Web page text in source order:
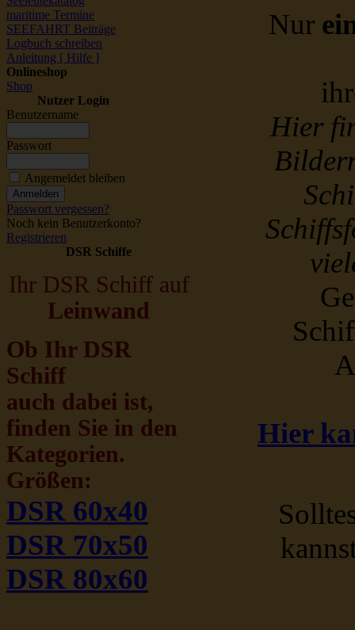
maritime Termine
SEEFAHRT Beiträge
Logbuch schreiben
Anleitung [ Hilfe ]
Onlineshop
Shop
Nutzer Login
Benutzername
Passwort
Angemeldet bleiben
Passwort vergessen?
Noch kein Benutzerkonto?
Registrieren
DSR Schiffe
Ihr DSR Schiff auf
Leinwand
Ob Ihr DSR
Schiff
auch dabei ist,
finden Sie in den
Kategorien.
Größen:
DSR 60x40
DSR 70x50
DSR 80x60
Nur
Hier
Hier